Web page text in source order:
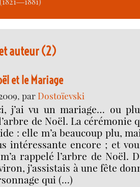
auteur (2)
et le Mariage
parDostoïevski
j’ai vu un mariage… ou
de Noël. La cérémonie
: elle m’a beaucoup plu,
intéressante encore ; et
rappelé l’arbre de Noël.
j’assistais à une fête
qui (…)